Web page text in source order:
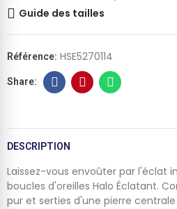
Guide des tailles
Référence: HSE5270114
DESCRIPTION
Laissez-vous envoûter par l'éclat
boucles d'oreilles Halo Éclatant.
pur et serties d'une pierre